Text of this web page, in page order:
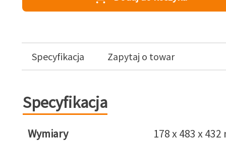
Specyfikacja Zapytaj o towar
Specyfikacja
Wymiary
178 x 483 x 432